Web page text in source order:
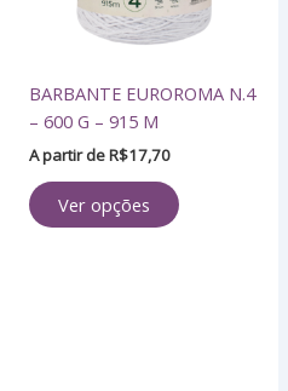
BARBANTE EUROROMA N.4
– 600 G – 915 M
A partir deR$17,70
Ver opções
opções
podem
escolhidas
produto